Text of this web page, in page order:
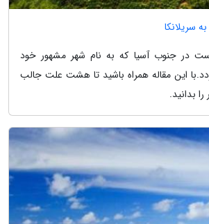
سریلانکا
در جنوب آسیا که به نام شهر مشهور خود
این مقاله همراه باشید تا هشت علت جالب
بدانید.